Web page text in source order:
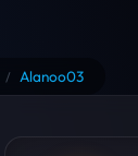
/ Alanoo03